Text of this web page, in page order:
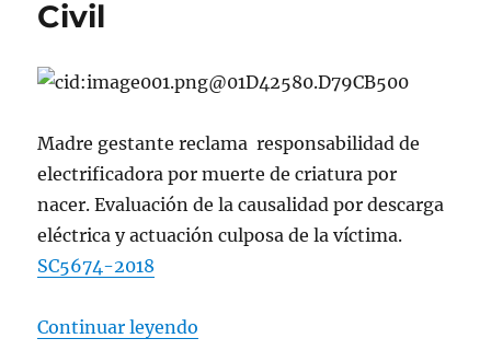
Civil
Madre gestante reclama responsabilidad de
electrificadora por muerte de criatura por
nacer. Evaluación de la causalidad por descarga
eléctrica y actuación culposa de la víctima.
SC5674-2018
Continuar leyendo